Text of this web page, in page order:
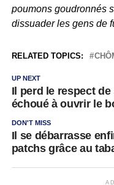
poumons goudronnés
dissuader les gens de
RELATED TOPICS:
UP NEXT
Il perd le respect
échoué à ouvrir le
DON'T MISS
Il se débarrasse
patchs grâce au